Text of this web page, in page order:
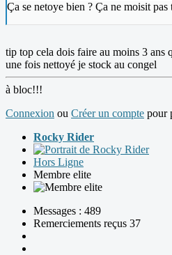
Ça se netoye bien ? Ça ne moisit pas
tip top cela dois faire au moins 3 ans
une fois nettoyé je stock au congel
à bloc!!!
Connexion ou Créer un compte pour
Rocky Rider
Hors Ligne
Membre elite
Messages : 489
Remerciements reçus 37